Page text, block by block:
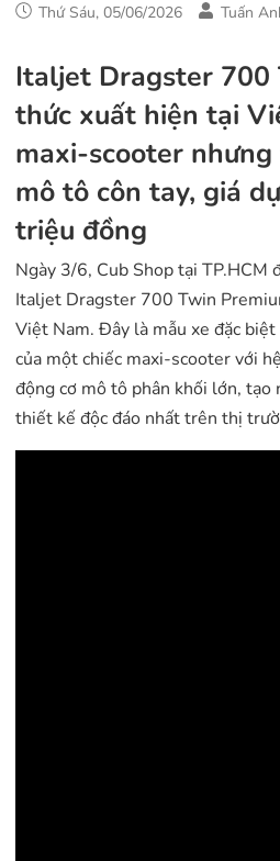
Thứ Sáu, 05/06/2026 Tuấn
Italjet Dragster 700
thức xuất hiện tại
maxi-scooter
mô tô côn tay, giá
triệu đồng
Ngày 3/6, Cub Shop tại TP.HCM
Italjet Dragster 700 Twin
Việt Nam. Đây là mẫu xe đặc
của một chiếc maxi-scooter với
động cơ mô tô phân khối lớn,
thiết kế độc đáo nhất trên thị